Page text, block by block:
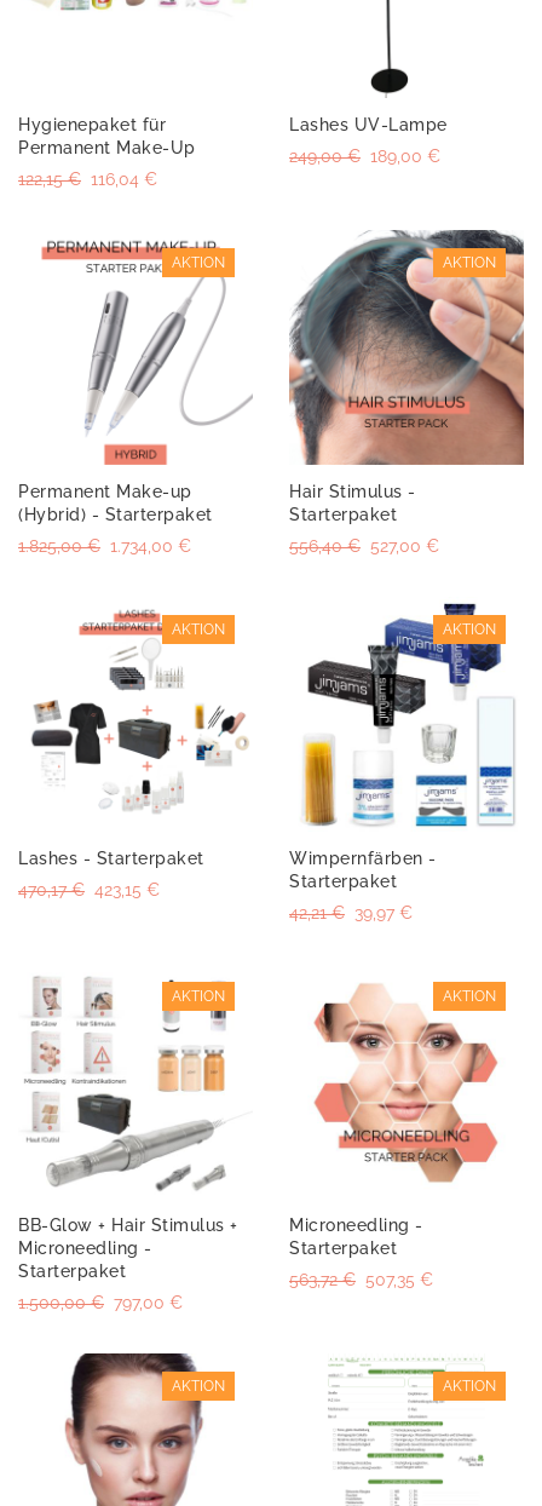
Hygienepaket für
Permanent Make-Up
116,04 €
122,15 €
Lashes UV-Lampe
189,00 €
249,00 €
AKTION
Permanent Make-up
(Hybrid) - Starterpaket
1.734,00 €
1.825,00 €
AKTION
Hair Stimulus -
Starterpaket
527,00 €
556,40 €
AKTION
Lashes - Starterpaket
423,15 €
470,17 €
AKTION
Wimpernfärben -
Starterpaket
39,97 €
42,21 €
AKTION
BB-Glow + Hair Stimulus +
Microneedling -
Starterpaket
797,00 €
1.500,00 €
AKTION
Microneedling -
Starterpaket
507,35 €
563,72 €
AKTION AKTION